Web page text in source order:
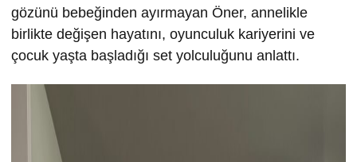
gözünü bebeğinden ayırmayan Öner, annelikle
birlikte değişen hayatını, oyunculuk kariyerini ve
çocuk yaşta başladığı set yolculuğunu anlattı.